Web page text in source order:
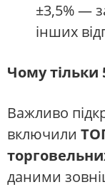
±3,5% —
інших
Чому тільки
Важливо
включили
даними